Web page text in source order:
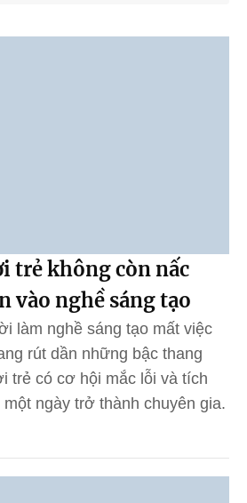
trẻ không còn nấc
vào nghề sáng tạo
làm nghề sáng tạo mất việc
rút dần những bậc thang
trẻ có cơ hội mắc lỗi và tích
ngày trở thành chuyên gia.